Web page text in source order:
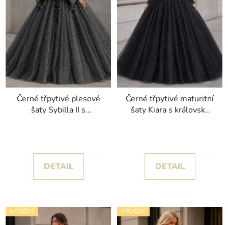
Černé třpytivé plesové
šaty Sybilla II s
DETAIL
Černé třpytivé maturitní
šaty Kiara s královsky
DETAIL
K PŮJČENÍ K PŮJČENÍ